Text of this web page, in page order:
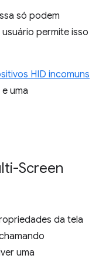
só podem
permite isso
HID incomuns
uma
Screen
da tela
uma